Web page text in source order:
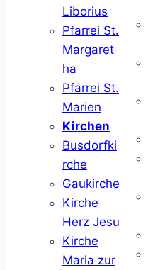
Liborius
Pfarrei St.
Margaret
ha
Pfarrei St.
Marien
Kirchen
Busdorfki
rche
Gaukirche
Kirche
Herz Jesu
Kirche
Maria zur